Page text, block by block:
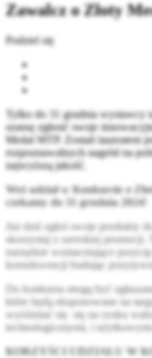
Zawalcz o Złoty
Podziel się
Tylko do 31 grudnia
szansę zgłosić swoje
Medal MTP. Zostań laureatem
rozpoznawalnych nagród na
najwyższą jakość.
Weź udział w Konkursie o
czekamy do 31 grudnia 2024!
Już dziś zgłoś swoje produkty
skorzystaj z szerokiej promocji.
narzędzie wzmacniające
konsekwencji budując
Do konkursu mogą być
które będą eksponowane na
wyróżniać się się na rynku
technologicznymi, i użytkowymi.
KORZYŚCI UDZIAŁU W